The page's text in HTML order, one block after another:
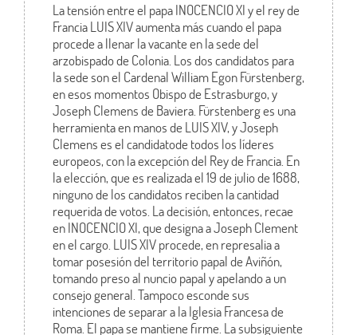
La tensión entre el papa INOCENCIO XI y el rey de
Francia LUIS XIV aumenta más cuando el papa
procede a llenar la vacante en la sede del
arzobispado de Colonia. Los dos candidatos para
la sede son el Cardenal William Egon Fürstenberg,
en esos momentos Obispo de Estrasburgo, y
Joseph Clemens de Baviera. Fürstenberg es una
herramienta en manos de LUIS XIV, y Joseph
Clemens es el candidatode todos los líderes
europeos, con la excepción del Rey de Francia. En
la elección, que es realizada el 19 de julio de 1688,
ninguno de los candidatos reciben la cantidad
requerida de votos. La decisión, entonces, recae
en INOCENCIO XI, que designa a Joseph Clement
en el cargo. LUIS XIV procede, en represalia a
tomar posesión del territorio papal de Aviñón,
tomando preso al nuncio papal y apelando a un
consejo general. Tampoco esconde sus
intenciones de separar a la Iglesia Francesa de
Roma. El papa se mantiene firme. La subsiguiente